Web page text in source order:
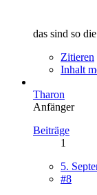
das sind so
Zitieren
Inhalt
Tharon
Anfänger
Beiträge
1
5.
#8